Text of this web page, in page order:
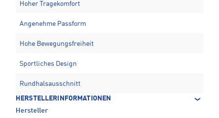
Hoher Tragekomfort
Angenehme Passform
Hohe Bewegungsfreiheit
Sportliches Design
Rundhalsausschnitt
HERSTELLERINFORMATIONEN
Hersteller